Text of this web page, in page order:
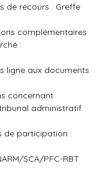
de recours : Greffe
complémentaires
:
ligne aux documents
concernant
administratif
de participation :
SCA/PFC-RBT